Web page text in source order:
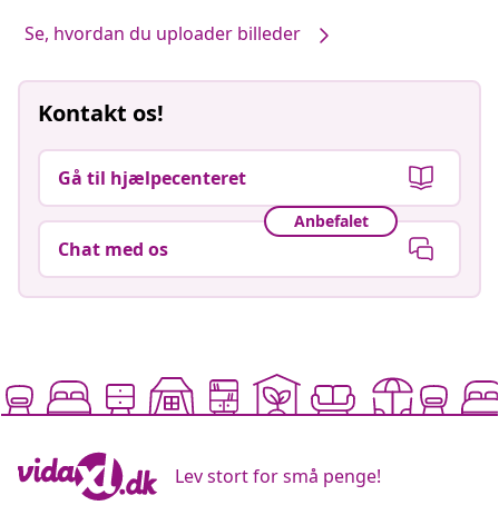
Se, hvordan du uploader billeder
Kontakt os!
Gå til hjælpecenteret
Anbefalet
Chat med os
Lev stort for små penge!